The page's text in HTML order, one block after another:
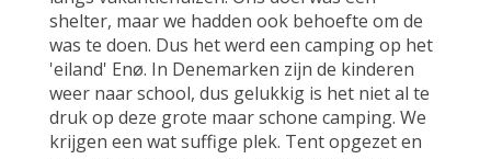
shelter, maar we hadden ook behoefte om de
was te doen. Dus het werd een camping op het
'eiland' Enø. In Denemarken zijn de kinderen
weer naar school, dus gelukkig is het niet al te
druk op deze grote maar schone camping. We
krijgen een wat suffige plek. Tent opgezet en